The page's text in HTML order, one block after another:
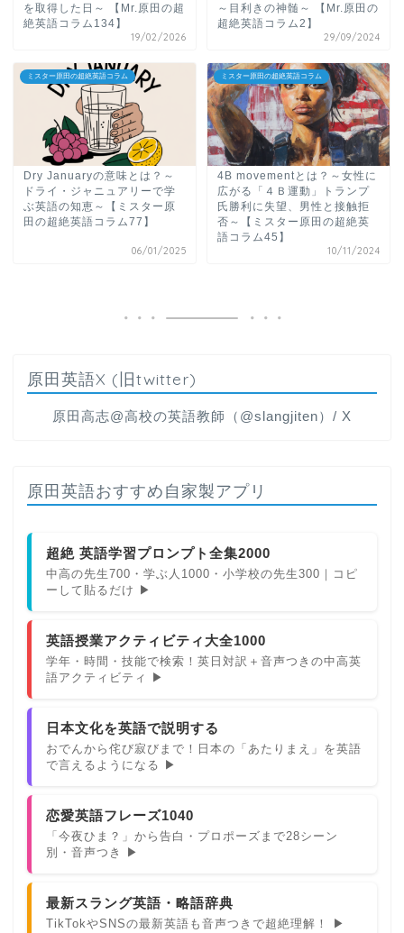
を取得した日～ 【Mr.原田の超
絶英語コラム134】
19/02/2026
～目利きの神髄～ 【Mr.原田の
超絶英語コラム2】
29/09/2024
ミスター原田の超絶英語コラム
Dry Januaryの意味とは？～
ドライ・ジャニュアリーで学
ぶ英語の知恵～【ミスター原
田の超絶英語コラム77】
06/01/2025
ミスター原田の超絶英語コラム
4B movementとは？～女性に
広がる「４Ｂ運動」トランプ
氏勝利に失望、男性と接触拒
否～【ミスター原田の超絶英
語コラム45】
10/11/2024
原田英語X (旧twitter)
原田高志@高校の英語教師（@slangjiten）/ X
原田英語おすすめ自家製アプリ
超絶 英語学習プロンプト全集2000
中高の先生700・学ぶ人1000・小学校の先生300｜コピ
ーして貼るだけ ▶
英語授業アクティビティ大全1000
学年・時間・技能で検索！英日対訳＋音声つきの中高英
語アクティビティ ▶
日本文化を英語で説明する
おでんから侘び寂びまで！日本の「あたりまえ」を英語
で言えるようになる ▶
恋愛英語フレーズ1040
「今夜ひま？」から告白・プロポーズまで28シーン
別・音声つき ▶
最新スラング英語・略語辞典
TikTokやSNSの最新英語も音声つきで超絶理解！ ▶